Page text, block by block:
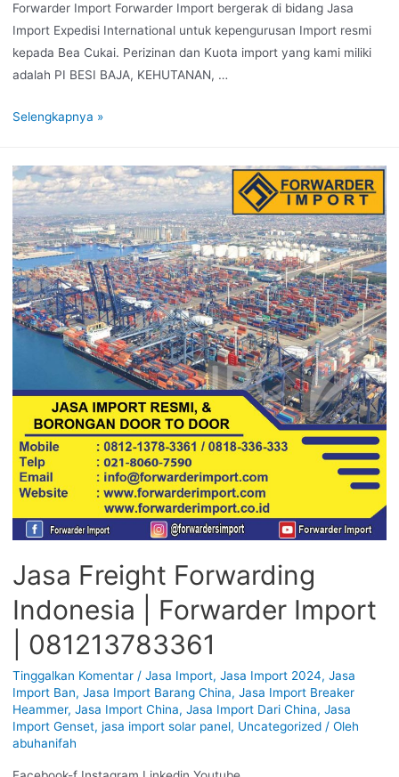
Forwarder Import Forwarder Import bergerak di bidang Jasa
Import Expedisi International untuk kepengurusan Import resmi
kepada Bea Cukai. Perizinan dan Kuota import yang kami miliki
adalah PI BESI BAJA, KEHUTANAN, …
Selengkapnya »
Jasa Freight Forwarding
Indonesia | Forwarder Import
| 081213783361
Tinggalkan Komentar / Jasa Import, Jasa Import 2024, Jasa
Import Ban, Jasa Import Barang China, Jasa Import Breaker
Heammer, Jasa Import China, Jasa Import Dari China, Jasa
Import Genset, jasa import solar panel, Uncategorized/ Oleh
abuhanifah